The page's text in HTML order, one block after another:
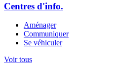
Centres d'info.
Aménager
Communiquer
Se véhiculer
Voir tous